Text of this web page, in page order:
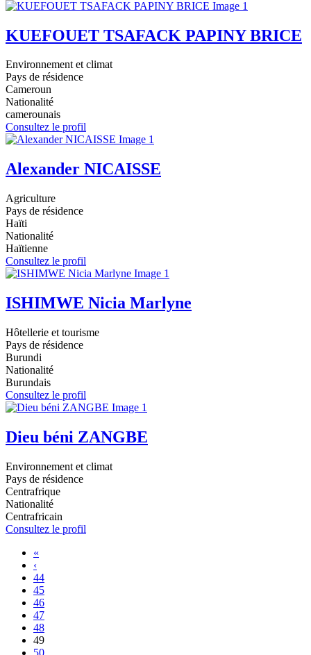
KUEFOUET TSAFACK PAPINY BRICE
Environnement et climat
Pays de résidence
Cameroun
Nationalité
camerounais
Consultez le profil
Alexander NICAISSE
Agriculture
Pays de résidence
Haïti
Nationalité
Haïtienne
Consultez le profil
ISHIMWE Nicia Marlyne
Hôtellerie et tourisme
Pays de résidence
Burundi
Nationalité
Burundais
Consultez le profil
Dieu béni ZANGBE
Environnement et climat
Pays de résidence
Centrafrique
Nationalité
Centrafricain
Consultez le profil
«
‹
44
45
46
47
48
49
50